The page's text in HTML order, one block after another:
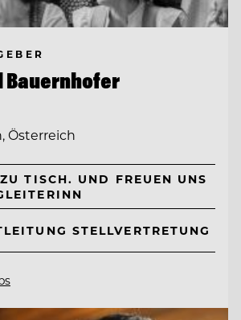
Bauernhofer
Österreich
TISCH. UND FREUEN UNS
STELLVERTRETUNG